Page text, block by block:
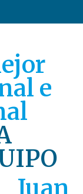
e
Juan